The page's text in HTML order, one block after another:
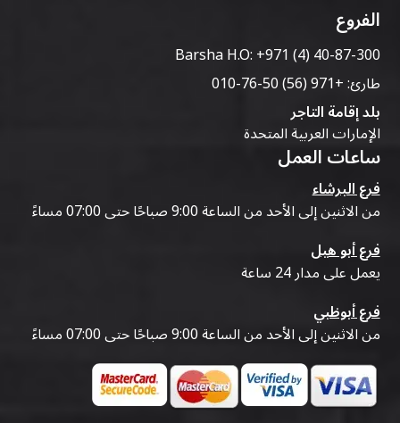
الفروع
Barsha H.O:+971 (4) 40-87-300
طارئ:+971 (56) 50-76-010
بلد إقامة التاجر
الإمارات العربية المتحدة
ساعات العمل
فرع البرشاء
من الاثنين إلى الأحد من الساعة 9:00 صباحًا حتى 07:00 مساءً
فرع أبو هيل
يعمل على مدار 24 ساعة
فرع أبوظبي
من الاثنين إلى الأحد من الساعة 9:00 صباحًا حتى 07:00 مساءً